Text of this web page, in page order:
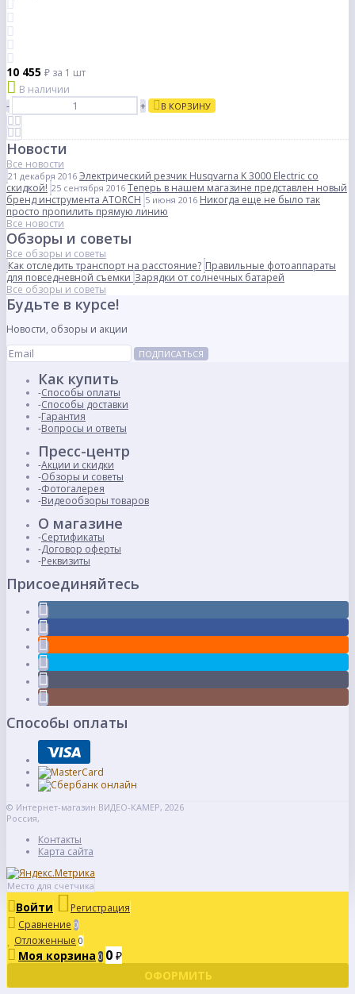
10 455 ₽ за 1 шт
В наличии
-
+ В КОРЗИНУ
Новости
Все новости
21 декабря 2016 Электрический резчик Husqvarna K 3000 Electric со
скидкой! 25 сентября 2016 Теперь в нашем магазине представлен новый
бренд инструмента ATORCH 5 июня 2016 Никогда еще не было так
просто пропилить прямую линию
Все новости
Обзоры и советы
Все обзоры и советы
Как отследить транспорт на расстояние? Правильные фотоаппараты
для повседневной съемки Зарядки от солнечных батарей
Все обзоры и советы
Будьте в курсе!
Новости, обзоры и акции
ПОДПИСАТЬСЯ
Как купить
Способы оплаты
Способы доставки
Гарантия
Вопросы и ответы
Пресс-центр
Акции и скидки
Обзоры и советы
Фотогалерея
Видеообзоры товаров
О магазине
Сертификаты
Договор оферты
Реквизиты
Присоединяйтесь
Способы оплаты
© Интернет-магазин ВИДЕО-КАМЕР, 2026
Россия,
Контакты
Карта сайта
Место для счетчика
Войти
Регистрация
Сравнение 0
Отложенные 0
Моя корзина 0 0 ₽
ОФОРМИТЬ